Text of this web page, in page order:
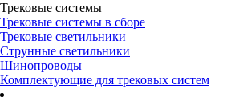
Трековые системы
Трековые системы в сборе
Трековые светильники
Струнные светильники
Шинопроводы
Комплектующие для трековых систем